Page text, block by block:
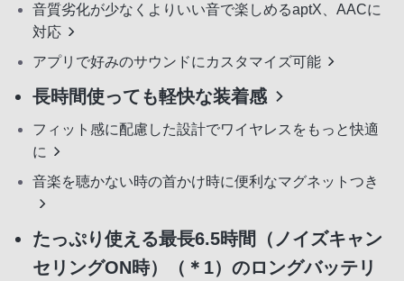
音質劣化が少なくよりいい音で楽しめるaptX、AACに
対応
アプリで好みのサウンドにカスタマイズ可能
長時間使っても軽快な装着感
フィット感に配慮した設計でワイヤレスをもっと快適
に
音楽を聴かない時の首かけ時に便利なマグネットつき
たっぷり使える最長6.5時間（ノイズキャン
セリングON時）（＊1）のロングバッテリ